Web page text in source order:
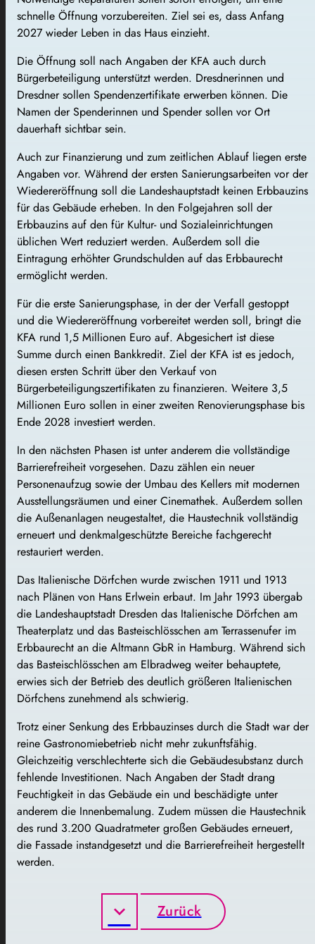
schnelle Öffnung vorzubereiten. Ziel sei es, dass Anfang
2027 wieder Leben in das Haus einzieht.
Die Öffnung soll nach Angaben der KFA auch durch
Bürgerbeteiligung unterstützt werden. Dresdnerinnen und
Dresdner sollen Spendenzertifikate erwerben können. Die
Namen der Spenderinnen und Spender sollen vor Ort
dauerhaft sichtbar sein.
Auch zur Finanzierung und zum zeitlichen Ablauf liegen erste
Angaben vor. Während der ersten Sanierungsarbeiten vor der
Wiedereröffnung soll die Landeshauptstadt keinen Erbbauzins
für das Gebäude erheben. In den Folgejahren soll der
Erbbauzins auf den für Kultur- und Sozialeinrichtungen
üblichen Wert reduziert werden. Außerdem soll die
Eintragung erhöhter Grundschulden auf das Erbbaurecht
ermöglicht werden.
Für die erste Sanierungsphase, in der der Verfall gestoppt
und die Wiedereröffnung vorbereitet werden soll, bringt die
KFA rund 1,5 Millionen Euro auf. Abgesichert ist diese
Summe durch einen Bankkredit. Ziel der KFA ist es jedoch,
diesen ersten Schritt über den Verkauf von
Bürgerbeteiligungszertifikaten zu finanzieren. Weitere 3,5
Millionen Euro sollen in einer zweiten Renovierungsphase bis
Ende 2028 investiert werden.
In den nächsten Phasen ist unter anderem die vollständige
Barrierefreiheit vorgesehen. Dazu zählen ein neuer
Personenaufzug sowie der Umbau des Kellers mit modernen
Ausstellungsräumen und einer Cinemathek. Außerdem sollen
die Außenanlagen neugestaltet, die Haustechnik vollständig
erneuert und denkmalgeschützte Bereiche fachgerecht
restauriert werden.
Das Italienische Dörfchen wurde zwischen 1911 und 1913
nach Plänen von Hans Erlwein erbaut. Im Jahr 1993 übergab
die Landeshauptstadt Dresden das Italienische Dörfchen am
Theaterplatz und das Basteischlösschen am Terrassenufer im
Erbbaurecht an die Altmann GbR in Hamburg. Während sich
das Basteischlösschen am Elbradweg weiter behauptete,
erwies sich der Betrieb des deutlich größeren Italienischen
Dörfchens zunehmend als schwierig.
Trotz einer Senkung des Erbbauzinses durch die Stadt war der
reine Gastronomiebetrieb nicht mehr zukunftsfähig.
Gleichzeitig verschlechterte sich die Gebäudesubstanz durch
fehlende Investitionen. Nach Angaben der Stadt drang
Feuchtigkeit in das Gebäude ein und beschädigte unter
anderem die Innenbemalung. Zudem müssen die Haustechnik
des rund 3.200 Quadratmeter großen Gebäudes erneuert,
die Fassade instandgesetzt und die Barrierefreiheit hergestellt
werden.
Zurück